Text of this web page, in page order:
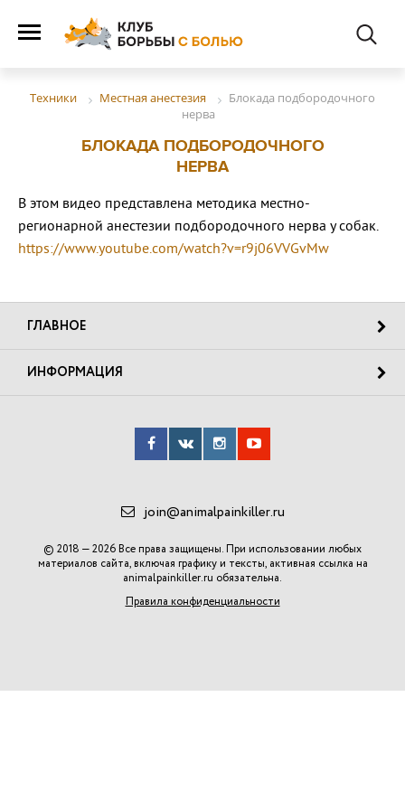
Техники Местная анестезия
Блокада подбородочного
нерва
БЛОКАДА ПОДБОРОДОЧНОГО
НЕРВА
В этом видео представлена методика местно-
регионарной анестезии подбородочного нерва у собак.
https://www.youtube.com/watch?v=r9j06VVGvMw
ГЛАВНОЕ
ИНФОРМАЦИЯ
join@animalpainkiller.ru
© 2018 — 2026 Все права защищены. При использовании любых
материалов сайта, включая графику и тексты, активная ссылка на
animalpainkiller.ru обязательна.
Правила конфиденциальности